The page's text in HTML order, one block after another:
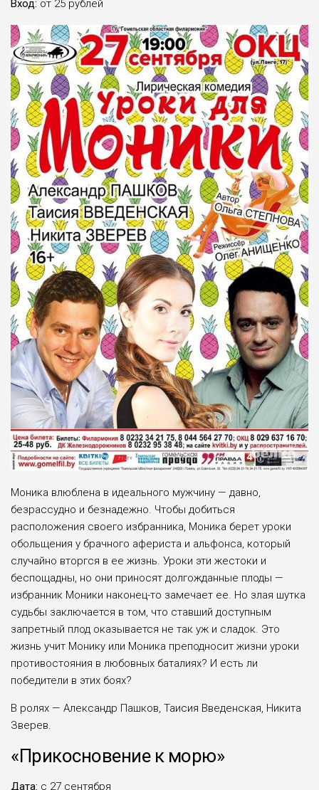
Вход: от 25 рублей
Моника влюблена в идеального мужчину — давно,
безрассудно и безнадежно. Чтобы добиться
расположения своего избранника, Моника берет уроки
обольщения у брачного афериста и альфонса, который
случайно вторгся в ее жизнь. Уроки эти жестоки и
беспощадны, но они приносят долгожданные плоды —
избранник Моники наконец-то замечает ее. Но злая шутка
судьбы заключается в том, что ставший доступным
запретный плод оказывается не так уж и сладок. Это
жизнь учит Монику или Моника преподносит жизни уроки
противостояния в любовных баталиях? И есть ли
победители в этих боях?
В ролях — Александр Пашков, Таисия Введенская, Никита
Зверев.
«Прикосновение к морю»
Дата: с 27 сентября